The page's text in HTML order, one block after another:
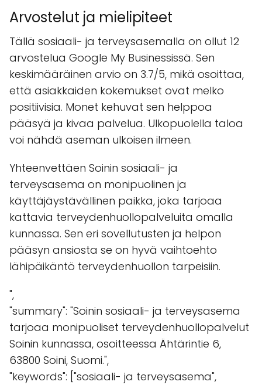
Arvostelut ja mielipiteet
Tällä sosiaali- ja terveysasemalla on ollut 12
arvostelua Google My Businessissä. Sen
keskimääräinen arvio on 3.7/5, mikä osoittaa,
että asiakkaiden kokemukset ovat melko
positiivisia. Monet kehuvat sen helppoa
pääsyä ja kivaa palvelua. Ulkopuolella taloa
voi nähdä aseman ulkoisen ilmeen.
Yhteenvettäen Soinin sosiaali- ja
terveysasema on monipuolinen ja
käyttäjäystävällinen paikka, joka tarjoaa
kattavia terveydenhuollopalveluita omalla
kunnassa. Sen eri sovellutusten ja helpon
pääsyn ansiosta se on hyvä vaihtoehto
lähipäikäntö terveydenhuollon tarpeisiin.
",
"summary": "Soinin sosiaali- ja terveysasema
tarjoaa monipuoliset terveydenhuollopalvelut
Soinin kunnassa, osoitteessa Ähtärintie 6,
63800 Soini, Suomi.",
"keywords": ["sosiaali- ja terveysasema",